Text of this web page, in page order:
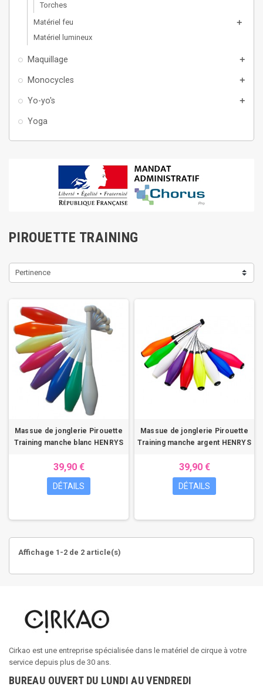
Torches
Matériel feu
add
Matériel lumineux
Maquillage add
Monocycles add
Yo-yo's add
Yoga
PIROUETTE TRAINING
Pertinence
Massue de jonglerie Pirouette
Training manche blanc HENRYS
39,90 €
DÉTAILS
Massue de jonglerie Pirouette
Training manche argent HENRYS
39,90 €
DÉTAILS
Affichage 1-2 de 2 article(s)
Cirkao est une entreprise spécialisée dans le matériel de cirque à votre
service depuis plus de 30 ans.
BUREAU OUVERT DU LUNDI AU VENDREDI